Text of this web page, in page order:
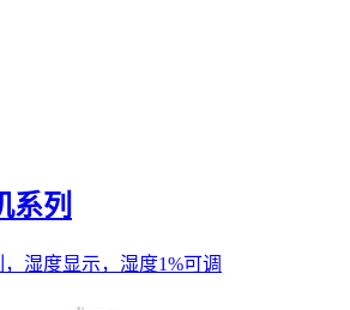
系列
湿度显示，湿度1%可调